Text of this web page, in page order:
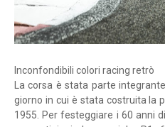
Inconfondibili colori racing retrò
La corsa è stata parte
giorno in cui è stata costruita la
1955. Per festeggiare i 60 anni